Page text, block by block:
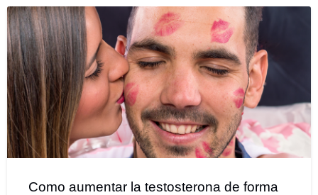
Como aumentar la testosterona de forma